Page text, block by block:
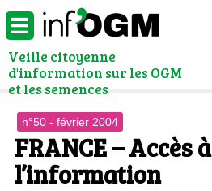
Veille citoyenne
d'information sur les OGM
et les semences
n°50 - février 2004
FRANCE – Accès à
l’information